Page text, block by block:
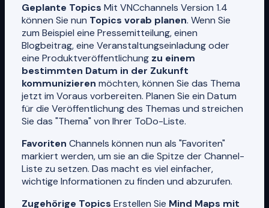
Geplante Topics Mit VNCchannels Version 1.4
können Sie nun Topics vorab planen. Wenn Sie
zum Beispiel eine Pressemitteilung, einen
Blogbeitrag, eine Veranstaltungseinladung oder
eine Produktveröffentlichung zu einem
bestimmten Datum in der Zukunft
kommunizieren möchten, können Sie das Thema
jetzt im Voraus vorbereiten. Planen Sie ein Datum
für die Veröffentlichung des Themas und streichen
Sie das "Thema" von Ihrer ToDo-Liste.
Favoriten Channels können nun als "Favoriten"
markiert werden, um sie an die Spitze der Channel-
Liste zu setzen. Das macht es viel einfacher,
wichtige Informationen zu finden und abzurufen.
Zugehörige Topics Erstellen Sie Mind Maps mit